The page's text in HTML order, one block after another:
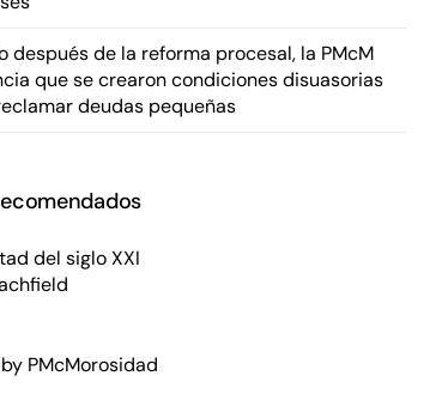
después de la reforma procesal, la PMcM
que se crearon condiciones disuasorias
deudas pequeñas
del siglo XXI
PMcMorosidad